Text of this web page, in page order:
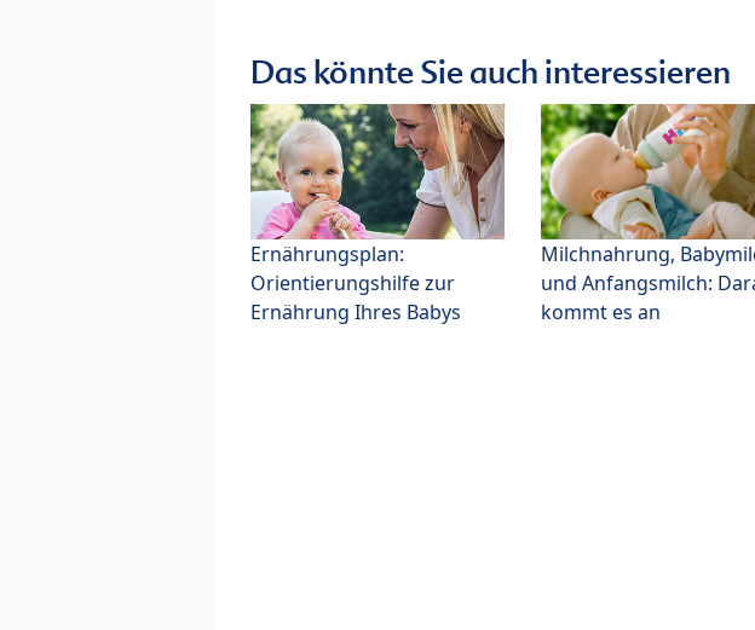
Das könnte Sie auch interessieren
Ernährungsplan:
Orientierungshilfe zur
Ernährung Ihres Babys
Milchnahrung,
und Anfangsmilch:
kommt es an